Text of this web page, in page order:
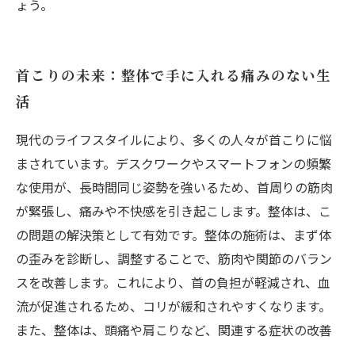
ょう。
首こりの未来：整体で手に入れる痛みのない生
活
現代のライフスタイルにより、多くの人々が首こりに悩
まされています。デスクワークやスマートフォンの頻繁
な使用が、長時間同じ姿勢を強いるため、首周りの筋肉
が緊張し、痛みや不快感を引き起こします。整体は、こ
の問題の解決策として有効です。整体の施術は、まず体
の歪みを診断し、調整することで、筋肉や関節のバラン
スを改善します。これにより、首の負担が軽減され、血
流が促進されるため、コリが緩和されやすくなります。
また、整体は、頭痛や肩こりなど、関連する症状の改善